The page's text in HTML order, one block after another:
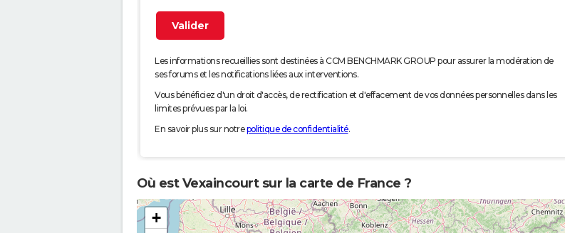
Les informations recueillies sont destinées à CCM BENCHMARK GROUP pour assurer la modération de
ses forums et les notifications liées aux interventions.
Vous bénéficiez d'un droit d'accès, de rectification et d'effacement de vos données personnelles dans les
limites prévues par la loi.
En savoir plus sur notrepolitique de confidentialité.
Où est Vexaincourt sur la carte de France ?
+